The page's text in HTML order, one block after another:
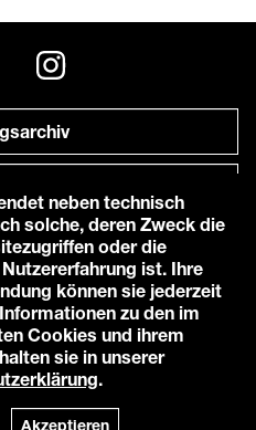
zu uns
e.V.
Digital Health
neben technisch
solche, deren Zweck die
oder die
ist. Ihre
können sie jederzeit
zu den im
Cookies und ihrem
sie in unserer
.
Akzeptieren